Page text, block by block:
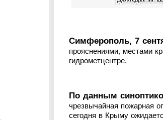
Симферополь, 7
прояснениями, местами
гидрометцентре.
По данным
чрезвычайная пожарная
сегодня в Крыму